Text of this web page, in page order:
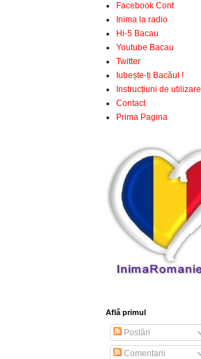
Facebook Cont
Inima la radio
Hi-5 Bacau
Youtube Bacau
Twitter
Iubește-ți Bacăul !
Instrucțiuni de utilizare
Contact
Prima Pagina
Află primul
Postări
Comentarii